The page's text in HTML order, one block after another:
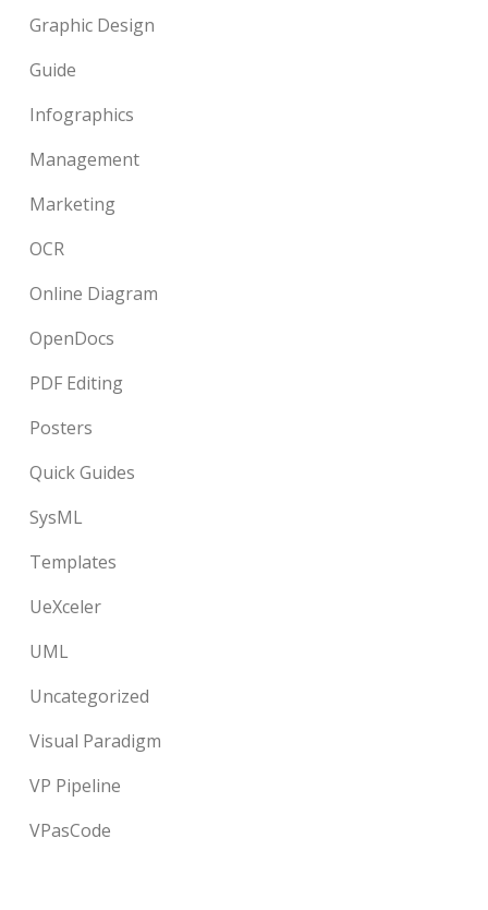
Graphic Design
Guide
Infographics
Management
Marketing
OCR
Online Diagram
OpenDocs
PDF Editing
Posters
Quick Guides
SysML
Templates
UeXceler
UML
Uncategorized
Visual Paradigm
VP Pipeline
VPasCode